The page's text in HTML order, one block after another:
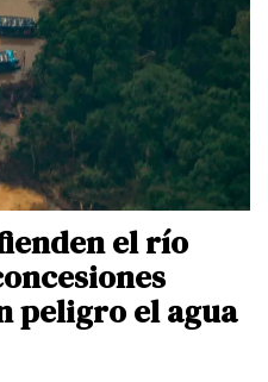
el río
peligro el agua